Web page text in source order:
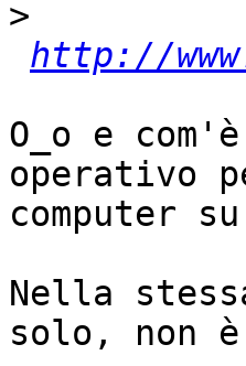
>
http://
O_o e
operativo
computer
Nella
solo, non